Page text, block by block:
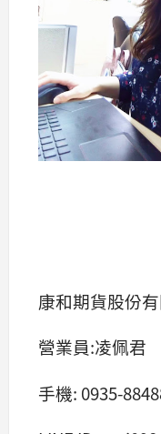
康和期貨股份
營業員:凌佩君
手機: 0935-